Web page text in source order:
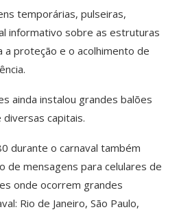
temporárias, pulseiras,
informativo sobre as estruturas
a proteção e o acolhimento de
ainda instalou grandes balões
capitais.
durante o carnaval também
de mensagens para celulares de
onde ocorrem grandes
Rio de Janeiro, São Paulo,